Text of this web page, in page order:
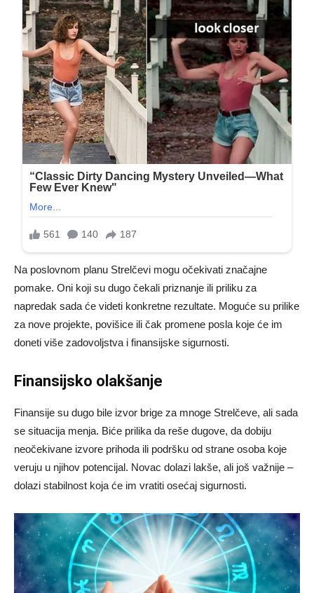
Na poslovnom planu Strelčevi mogu očekivati značajne
pomake. Oni koji su dugo čekali priznanje ili priliku za
napredak sada će videti konkretne rezultate. Moguće su prilike
za nove projekte, povišice ili čak promene posla koje će im
doneti više zadovoljstva i finansijske sigurnosti.
Finansijsko olakšanje
Finansije su dugo bile izvor brige za mnoge Strelčeve, ali sada
se situacija menja. Biće prilika da reše dugove, da dobiju
neočekivane izvore prihoda ili podršku od strane osoba koje
veruju u njihov potencijal. Novac dolazi lakše, ali još važnije –
dolazi stabilnost koja će im vratiti osećaj sigurnosti.